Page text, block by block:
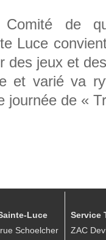
Comité de
Luce
des jeux et
et varié va
journée de «
Luce
Schoelcher
Service
ZAC